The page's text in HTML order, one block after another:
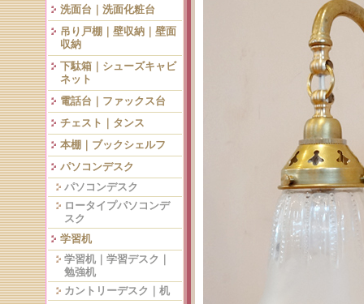
洗面台｜洗面化粧台
吊り戸棚｜壁収納｜壁面
収納
下駄箱｜シューズキャビ
ネット
電話台｜ファックス台
チェスト｜タンス
本棚｜ブックシェルフ
パソコンデスク
パソコンデスク
ロータイプパソコンデ
スク
学習机
学習机｜学習デスク｜
勉強机
カントリーデスク｜机